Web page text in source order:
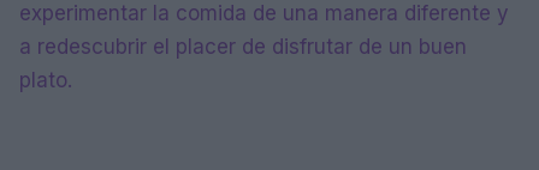
experimentar la comida de una manera diferente y
a redescubrir el placer de disfrutar de un buen
plato.